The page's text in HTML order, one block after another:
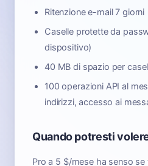
Ritenzione e-mail 7 giorni
Caselle protette da
dispositivo)
40 MB di spazio per
100 operazioni API al
indirizzi, accesso ai
Quando potresti
Pro a 5 $/mese ha senso